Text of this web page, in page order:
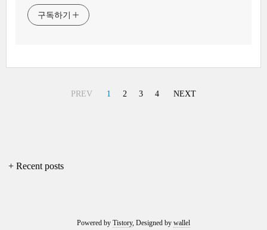
구독하기
PREV 1 2 3 4 NEXT
+ Recent posts
Powered by Tistory, Designed by wallel